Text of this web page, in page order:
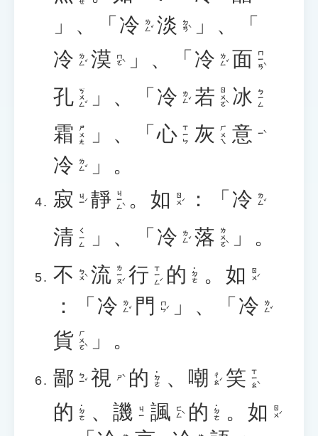
」、「 冷 ㄌㄥˇ 淡 ㄉㄢˋ
」、「
冷 ㄌㄥˇ 漠 ㄇㄛˋ 」、「 冷 ㄌㄥˇ 面 ㄇㄧㄢˋ
孔 ㄎㄨㄥˇ 」、「 冷 ㄌㄥˇ 若 ㄖㄨㄛˋ 冰 ㄅㄧㄥ
霜 ㄕㄨㄤ 」、「心 ㄒㄧㄣ 灰 ㄏㄨㄟ 意 ㄧˋ
冷 ㄌㄥˇ
」。
寂 ㄐㄧˊ 靜 ㄐㄧㄥˋ 。 如 ㄖㄨˊ ：「 冷 ㄌㄥˇ
清 ㄑㄧㄥ 」、「 冷 ㄌㄥˇ 落 ㄌㄨㄛˋ
」。
不 ㄅㄨˋ 流 ㄌㄧㄡˊ 行 ㄒㄧㄥˊ 的 ˙ㄉㄜ 。 如 ㄖㄨˊ
：「 冷 ㄌㄥˇ 門 ㄇㄣˊ 」、「 冷 ㄌㄥˇ
貨 ㄏㄨㄛˋ
」。
鄙 ㄅㄧˇ 視 ㄕˋ 的 ˙ㄉㄜ 、 嘲 ㄔㄠˊ 笑 ㄒㄧㄠˋ
的 ˙ㄉㄜ 、 譏 ㄐㄧ 諷 ㄈㄥˋ 的 ˙ㄉㄜ 。 如 ㄖㄨˊ